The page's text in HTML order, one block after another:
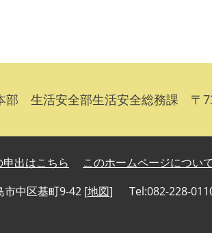
部 生活安全部生活安全総務課 〒
出はこちら このホームページについて
市中区基町9-42 [地図] Tel:082-228-